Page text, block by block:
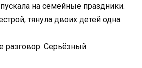
на семейные праздники.
тянула двоих детей одна.
разговор. Серьёзный.